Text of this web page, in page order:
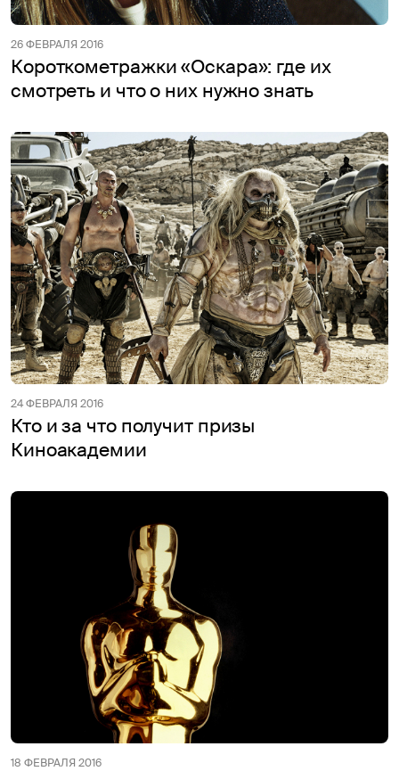
26 ФЕВРАЛЯ 2016
Короткометражки «Оскара»: где их
смотреть и что о них нужно знать
24 ФЕВРАЛЯ 2016
Кто и за что получит призы
Киноакадемии
18 ФЕВРАЛЯ 2016